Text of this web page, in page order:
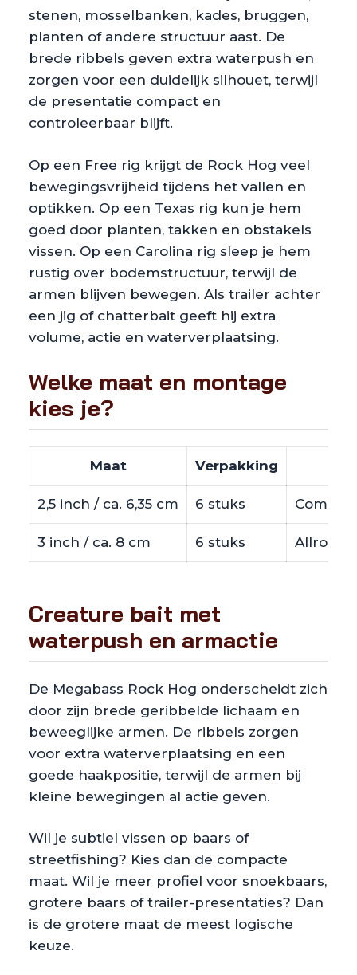
stenen, mosselbanken, kades, bruggen,
planten of andere structuur aast. De
brede ribbels geven extra waterpush en
zorgen voor een duidelijk silhouet, terwijl
de presentatie compact en
controleerbaar blijft.
Op een Free rig krijgt de Rock Hog veel
bewegingsvrijheid tijdens het vallen en
optikken. Op een Texas rig kun je hem
goed door planten, takken en obstakels
vissen. Op een Carolina rig sleep je hem
rustig over bodemstructuur, terwijl de
armen blijven bewegen. Als trailer achter
een jig of chatterbait geeft hij extra
volume, actie en waterverplaatsing.
Welke maat en montage
kies je?
Maat Verpakking
2,5 inch / ca. 6,35 cm 6 stuks
3 inch / ca. 8 cm 6 stuks
Creature bait met
waterpush en armactie
De Megabass Rock Hog onderscheidt zich
door zijn brede geribbelde lichaam en
beweeglijke armen. De ribbels zorgen
voor extra waterverplaatsing en een
goede haakpositie, terwijl de armen bij
kleine bewegingen al actie geven.
Wil je subtiel vissen op baars of
streetfishing? Kies dan de compacte
maat. Wil je meer profiel voor snoekbaars,
grotere baars of trailer-presentaties? Dan
is de grotere maat de meest logische
keuze.